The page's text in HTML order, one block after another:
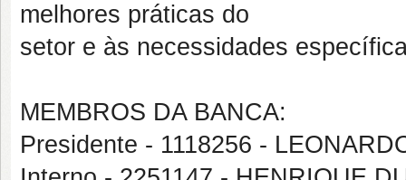
melhores práticas do
setor e às necessidades
MEMBROS DA BANCA:
Presidente - 1118256 -